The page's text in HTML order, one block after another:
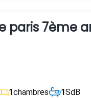
paris 7ème
1chambres 1SdB